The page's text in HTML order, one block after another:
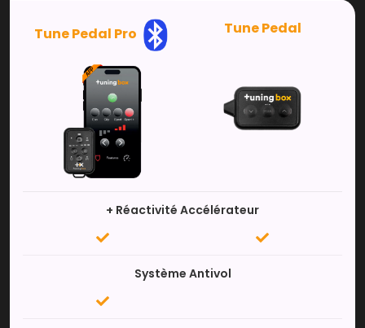
Tune Pedal Pro Tune Pedal
+ Réactivité Accélérateur
Système Antivol